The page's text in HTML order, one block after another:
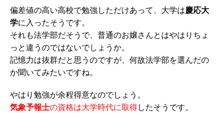
偏差値の高い高校で勉強しただけあって、大学は慶応大
学に入ったそうです。
それも法学部だそうで、普通のお嬢さんとはやはりちょ
っと違うのではないでしょうか。
記憶力は抜群だと思うのですが、何故法学部を選んだの
か聞いてみたいですね。
やはり勉強が余程得意なのでしょう。
気象予報士の資格は大学時代に取得したそうです。